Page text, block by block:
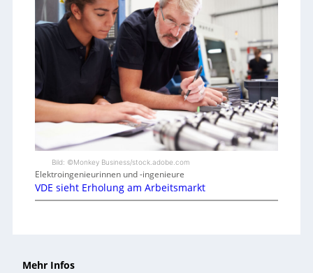
Bild: ©Monkey Business/stock.adobe.com
Elektroingenieurinnen und -ingenieure
VDE sieht Erholung am Arbeitsmarkt
Mehr Infos